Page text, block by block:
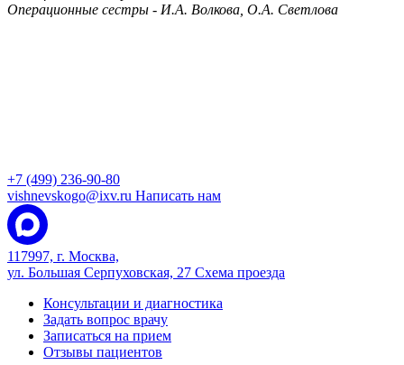
Операционные сестры - И.А. Волкова, О.А. Светлова
+7 (499) 236-90-80
vishnevskogo@ixv.ru Написать нам
117997, г. Москва,
ул. Большая Серпуховская, 27 Схема проезда
Консультации и диагностика
Задать вопрос врачу
Записаться на прием
Отзывы пациентов